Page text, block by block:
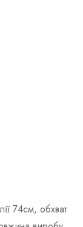
74см, обхват